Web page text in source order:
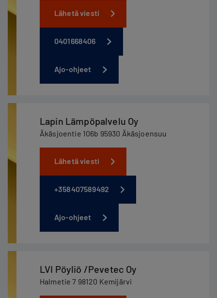
Lähetä viesti
0401668406
Ajo-ohjeet
Lapin Lämpöpalvelu Oy
Äkäsjoentie 106b 95930 Äkäsjoensuu
Lähetä viesti
+358407589492
Ajo-ohjeet
LVI Pöyliö /Pevetec Oy
Halmetie 7 98120 Kemijärvi